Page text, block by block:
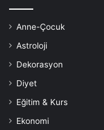
Anne-Çocuk
Astroloji
Dekorasyon
Diyet
Eğitim & Kurs
Ekonomi